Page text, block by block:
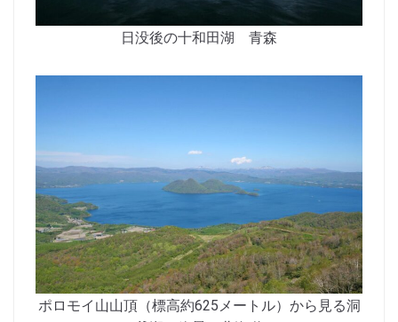
日没後の十和田湖 青森
ポロモイ山山頂（標高約625メートル）から見る洞